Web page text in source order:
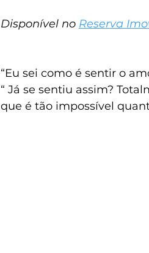
Disponível no Reserva
“Eu sei como é sentir o
“ Já se sentiu assim?
que é tão impossível